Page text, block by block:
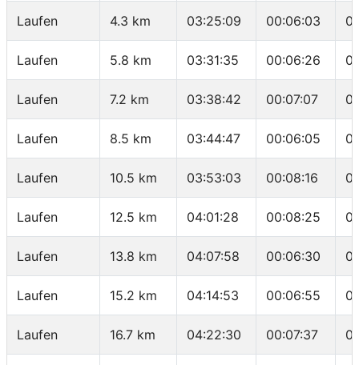
Laufen 4.3 km 03:25:09 00:06:03
Laufen 5.8 km 03:31:35 00:06:26
Laufen 7.2 km 03:38:42 00:07:07
Laufen 8.5 km 03:44:47 00:06:05
Laufen 10.5 km 03:53:03 00:08:16
Laufen 12.5 km 04:01:28 00:08:25
Laufen 13.8 km 04:07:58 00:06:30
Laufen 15.2 km 04:14:53 00:06:55
Laufen 16.7 km 04:22:30 00:07:37